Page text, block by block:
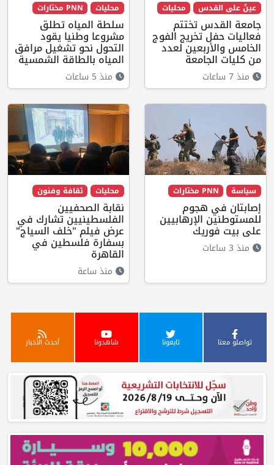
عينٌ على القدس محليات
جامعة القدس تختتم
فعاليات حفل تخريج الفوج
الخامس والأربعين لعدد
من كليات الجامعة
منذ 7 ساعات
محليات PNN مختارات
سلطة المياه تطلق
مشروعا وطنيا يقود
التحول نحو تشغيل مرافق
المياه بالطاقة الشمسية
منذ 5 ساعات
سياسة PNN مختارات
إصابتان في هجوم
للمستوطنين الإرهابيين
على بيت فوريك
منذ 3 ساعات
محليات ثقافة وفنون
نقابة الصحفيين
الفلسطينيين تشارك في
عرض فيلم "خلف السياج"
بسفارة فلسطين في
القاهرة
منذ ساعة
تواصلو معنا تابعونا شاهدونا أحدث الأخبار